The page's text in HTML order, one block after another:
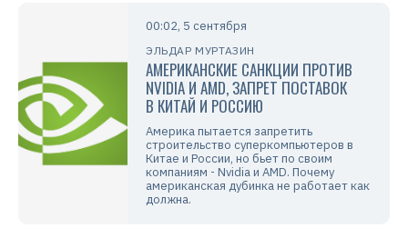
00:02, 5 сентября
ЭЛЬДАР МУРТАЗИН
АМЕРИКАНСКИЕ САНКЦИИ ПРОТИВ
NVIDIA И AMD, ЗАПРЕТ ПОСТАВОК
В КИТАЙ И РОССИЮ
Америка пытается запретить
строительство суперкомпьютеров в
Китае и России, но бьет по своим
компаниям - Nvidia и AMD. Почему
американская дубинка не работает как
должна.